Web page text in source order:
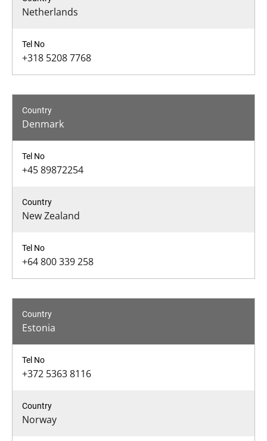
Netherlands
+318 5208 7768
Denmark
+45 89872254
New Zealand
+64 800 339 258
Estonia
+372 5363 8116
Norway